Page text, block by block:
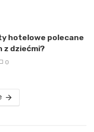
hotelowe polecane
z dziećmi?
0